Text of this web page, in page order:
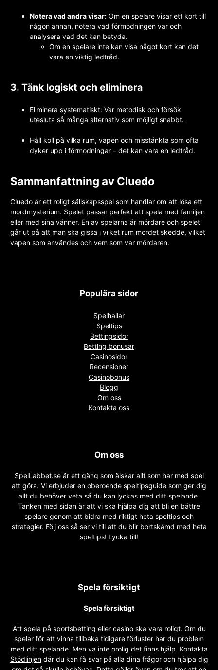
Notera vad andra visar: Om en spelare visar ett kort till
någon annan, notera vad förmodningen var och
analysera vad det kan betyda.
Om en spelare inte kan visa något kort kan det
vara en viktig ledtråd.
3. Tänk logiskt och eliminera
Eliminera systematiskt: Var metodisk och försök
utesluta så många alternativ som möjligt snabbt.
Håll koll på vilka rum, vapen och misstänkta som ofta
dyker upp i förmodningar – det kan vara en ledtråd.
Sammanfattning av Cluedo
Cluedo är ett roligt sällskapsspel som handlar om att lösa ett
mordmysterium. Spelet passar perfekt att spela med familjen
eller med sina vänner. En av spelarna är mördare och spelet
går ut på att man ska gissa i vilket rum mordet skedde, vilket
vapen som användes och vem som var mördaren.
Populära sidor
Spelhallar
Speltips
Bettingsidor
Betting bonusar
Casinosidor
Recensioner
Casinobonus
Blogg
Om oss
Kontakta oss
Om oss
SpelLabbet.se är ett gäng som älskar allt som har med spel
att göra. Vi erbjuder en oberoende speltipsguide som ger dig
allt du behöver veta så du kan lyckas med ditt spelande.
Tanken med sidan är att vi ska hjälpa dig att bli en bättre
spelare genom att bidra med riktigt heta speltips och
strategier. Följ oss så ser vi till att du blir bortskämd med heta
speltips! Lycka till!
Spela försiktigt
Spela försiktigt
Att spela på sportsbetting eller casino ska vara roligt. Om du
spelar för att vinna tillbaka tidigare förluster har du problem
med ditt spelande. Men va inte orolig det finns hjälp. Kontakta
Stödlinjendär du kan få svar på alla dina frågor och hjälpa dig